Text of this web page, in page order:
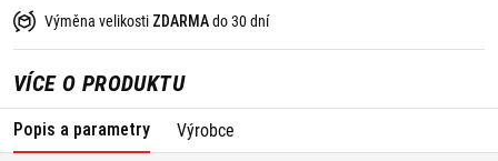
Výměna velikosti ZDARMAdo 30 dní
VÍCE O PRODUKTU
Popis a parametry Výrobce